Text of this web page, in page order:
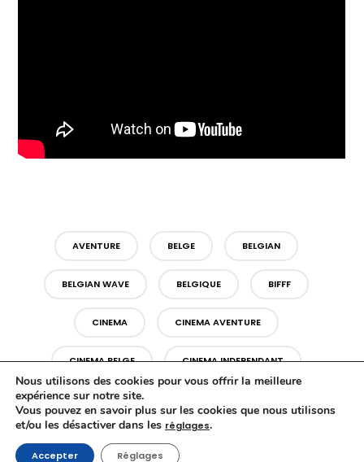
AVENTURE BELGE BELGIAN
BELGIAN WAVE BELGIQUE BIFFF
CINEMA CINEMA AVENTURE
CINEMA BELGE CINEMA INDEPENDANT
COMEDIE
Nous utilisons des cookies pour vous offrir la meilleure
expérience sur notre site.
Vous pouvez en savoir plus sur les cookies que nous utilisons
et/ou les désactiver dans les réglages.
Accepter Réglages